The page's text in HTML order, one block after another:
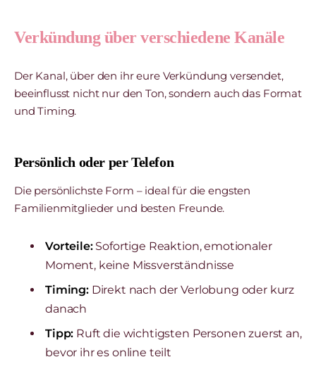
Verkündung über verschiedene Kanäle
Der Kanal, über den ihr eure Verkündung versendet,
beeinflusst nicht nur den Ton, sondern auch das Format
und Timing.
Persönlich oder per Telefon
Die persönlichste Form – ideal für die engsten
Familienmitglieder und besten Freunde.
Vorteile:Sofortige Reaktion, emotionaler
Moment, keine Missverständnisse
Timing:Direkt nach der Verlobung oder kurz
danach
Tipp: Ruft die wichtigsten Personen zuerst an,
bevor ihr es online teilt